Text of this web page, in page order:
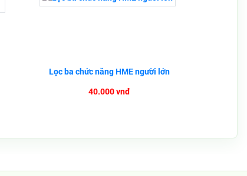
Lọc ba chức năng HME người lớn
40.000 vnđ